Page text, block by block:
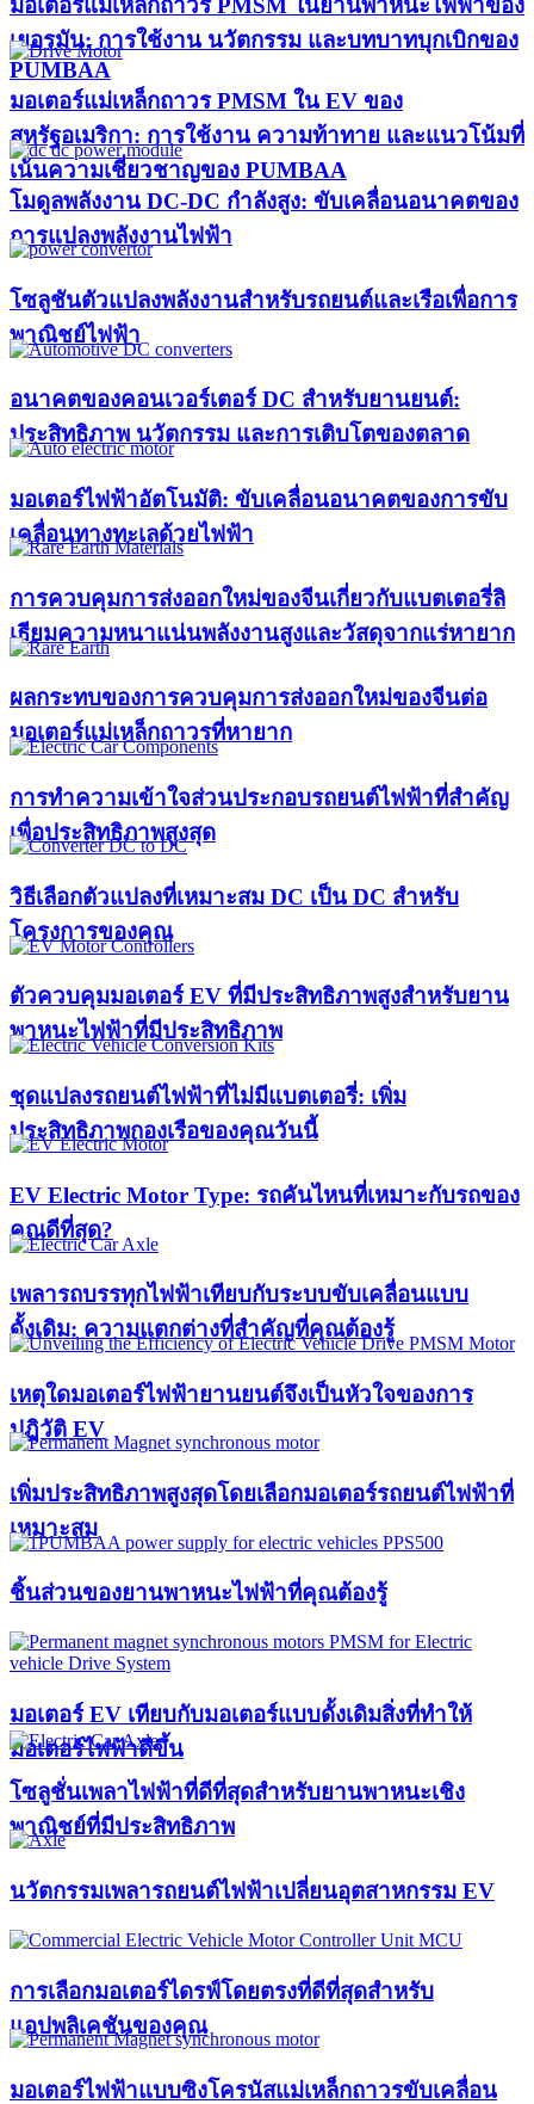
มอเตอร์แม่เหล็กถาวร PMSM ในยานพาหนะไฟฟ้าของ
เยอรมัน: การใช้งาน นวัตกรรม และบทบาทบุกเบิกของ
PUMBAA​
มอเตอร์แม่เหล็กถาวร PMSM ใน EV ของ
สหรัฐอเมริกา: การใช้งาน ความท้าทาย และแนวโน้มที่
เน้นความเชี่ยวชาญของ PUMBAA​
โมดูลพลังงาน DC-DC กำลังสูง: ขับเคลื่อนอนาคตของ
การแปลงพลังงานไฟฟ้า
โซลูชันตัวแปลงพลังงานสำหรับรถยนต์และเรือเพื่อการ
พาณิชย์ไฟฟ้า
อนาคตของคอนเวอร์เตอร์ DC สำหรับยานยนต์:
ประสิทธิภาพ นวัตกรรม และการเติบโตของตลาด
มอเตอร์ไฟฟ้าอัตโนมัติ: ขับเคลื่อนอนาคตของการขับ
เคลื่อนทางทะเลด้วยไฟฟ้า
การควบคุมการส่งออกใหม่ของจีนเกี่ยวกับแบตเตอรี่ลิ
เธียมความหนาแน่นพลังงานสูงและวัสดุจากแร่หายาก
ผลกระทบของการควบคุมการส่งออกใหม่ของจีนต่อ
มอเตอร์แม่เหล็กถาวรที่หายาก
การทำความเข้าใจส่วนประกอบรถยนต์ไฟฟ้าที่สำคัญ
เพื่อประสิทธิภาพสูงสุด
วิธีเลือกตัวแปลงที่เหมาะสม DC เป็น DC สำหรับ
โครงการของคุณ
ตัวควบคุมมอเตอร์ EV ที่มีประสิทธิภาพสูงสำหรับยาน
พาหนะไฟฟ้าที่มีประสิทธิภาพ
ชุดแปลงรถยนต์ไฟฟ้าที่ไม่มีแบตเตอรี่: เพิ่ม
ประสิทธิภาพกองเรือของคุณวันนี้
EV Electric Motor Type: รถคันไหนที่เหมาะกับรถของ
คุณดีที่สุด?
เพลารถบรรทุกไฟฟ้าเทียบกับระบบขับเคลื่อนแบบ
ดั้งเดิม: ความแตกต่างที่สำคัญที่คุณต้องรู้
เหตุใดมอเตอร์ไฟฟ้ายานยนต์จึงเป็นหัวใจของการ
ปฏิวัติ EV
เพิ่มประสิทธิภาพสูงสุดโดยเลือกมอเตอร์รถยนต์ไฟฟ้าที่
เหมาะสม
ชิ้นส่วนของยานพาหนะไฟฟ้าที่คุณต้องรู้
มอเตอร์ EV เทียบกับมอเตอร์แบบดั้งเดิมสิ่งที่ทำให้
มอเตอร์ไฟฟ้าดีขึ้น
โซลูชั่นเพลาไฟฟ้าที่ดีที่สุดสำหรับยานพาหนะเชิง
พาณิชย์ที่มีประสิทธิภาพ
นวัตกรรมเพลารถยนต์ไฟฟ้าเปลี่ยนอุตสาหกรรม EV
การเลือกมอเตอร์ไดรฟ์โดยตรงที่ดีที่สุดสำหรับ
แอปพลิเคชันของคุณ
มอเตอร์ไฟฟ้าแบบซิงโครนัสแม่เหล็กถาวรขับเคลื่อน